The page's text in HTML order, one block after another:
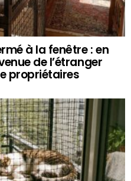
à la fenêtre : en
de l’étranger
propriétaires